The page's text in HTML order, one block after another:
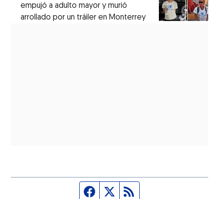
empujó a adulto mayor y murió
arrollado por un tráiler en Monterrey
Página de Facebook
Fuente Twitter